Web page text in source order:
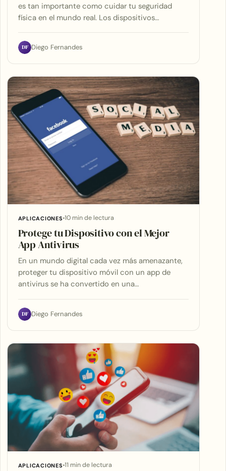
es tan importante como cuidar tu seguridad
física en el mundo real. Los dispositivos…
DF Diego Fernandes
APLICACIONES 10 min de lectura
Protege tu Dispositivo con el Mejor
App Antivirus
En un mundo digital cada vez más amenazante,
proteger tu dispositivo móvil con un app de
antivirus se ha convertido en una…
DF Diego Fernandes
APLICACIONES 11 min de lectura